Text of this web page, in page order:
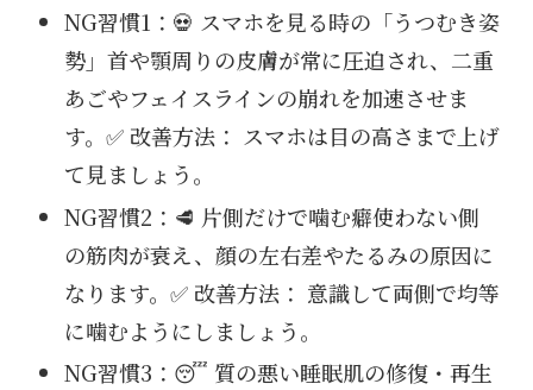
NG習慣1：💀 スマホを見る時の「うつむき姿
勢」首や顎周りの皮膚が常に圧迫され、二重
あごやフェイスラインの崩れを加速させま
す。✅ 改善方法： スマホは目の高さまで上げ
て見ましょう。
NG習慣2：🥩 片側だけで噛む癖使わない側
の筋肉が衰え、顔の左右差やたるみの原因に
なります。✅ 改善方法： 意識して両側で均等
に噛むようにしましょう。
NG習慣3：😴 質の悪い睡眠肌の修復・再生